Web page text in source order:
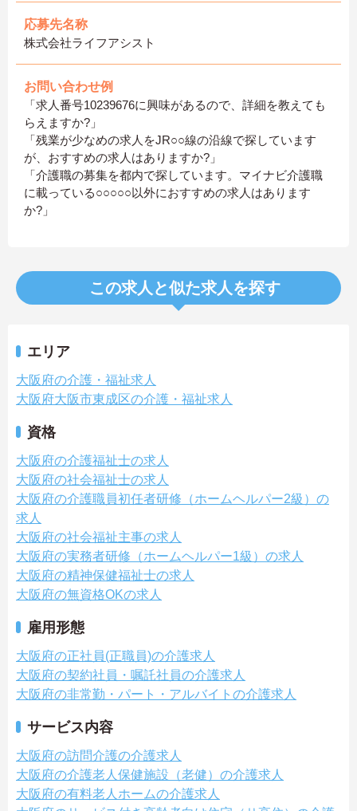
応募先名称
株式会社ライフアシスト
お問い合わせ例
「求人番号10239676に興味があるので、詳細を教えても
らえますか?」
「残業が少なめの求人をJR○○線の沿線で探しています
が、おすすめの求人はありますか?」
「介護職の募集を都内で探しています。マイナビ介護職
に載っている○○○○○以外におすすめの求人はあります
か?」
この求人と似た求人を探す
エリア
大阪府の介護・福祉求人
大阪府大阪市東成区の介護・福祉求人
資格
大阪府の介護福祉士の求人
大阪府の社会福祉士の求人
大阪府の介護職員初任者研修（ホームヘルパー2級）の
求人
大阪府の社会福祉主事の求人
大阪府の実務者研修（ホームヘルパー1級）の求人
大阪府の精神保健福祉士の求人
大阪府の無資格OKの求人
雇用形態
大阪府の正社員(正職員)の介護求人
大阪府の契約社員・嘱託社員の介護求人
大阪府の非常勤・パート・アルバイトの介護求人
サービス内容
大阪府の訪問介護の介護求人
大阪府の介護老人保健施設（老健）の介護求人
大阪府の有料老人ホームの介護求人